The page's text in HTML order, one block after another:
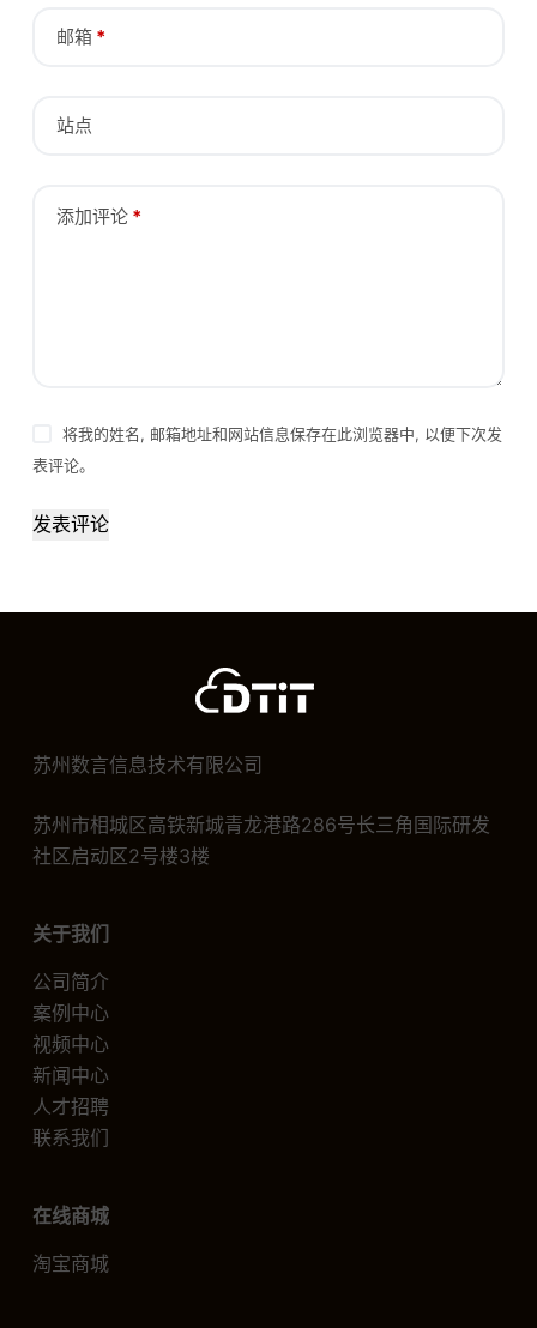
邮箱*
站点
添加评论*
将我的姓名, 邮箱地址和网站信息保存在此浏览器中, 以便下次发
表评论。
发表评论
苏州数言信息技术有限公司
苏州市相城区高铁新城青龙港路286号长三角国际研发
社区启动区2号楼3楼
关于我们
公司简介
案例中心
视频中心
新闻中心
人才招聘
联系我们
在线商城
淘宝商城